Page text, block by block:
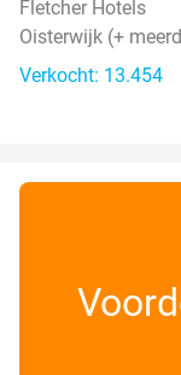
Fletcher Hotels
Oisterwijk (+
Verkocht: 13.454